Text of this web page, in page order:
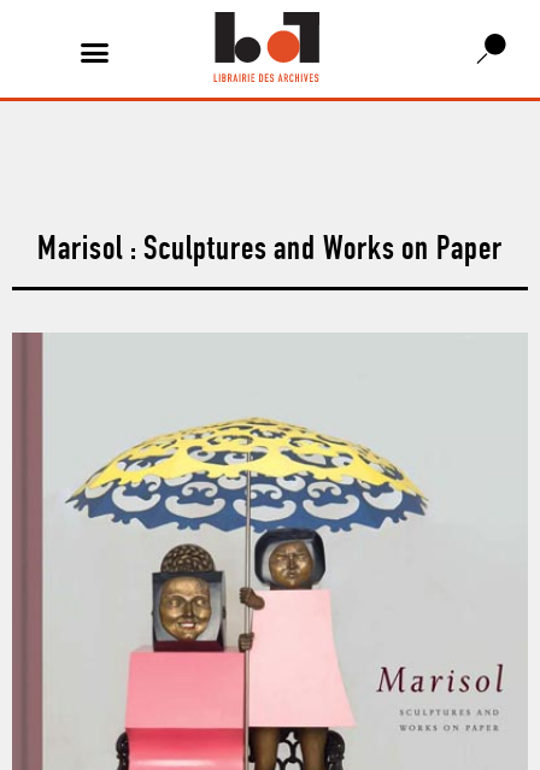
Marisol : Sculptures and Works on Paper